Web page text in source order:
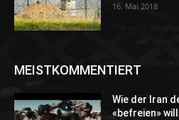
16. Mai 2018
MEISTKOMMENTIERT
Wie der Iran
«befreien» will